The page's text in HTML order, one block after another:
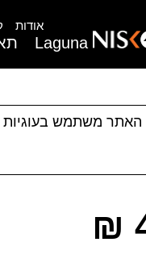
אודות
Laguna
₪
האתר משתמש בעוגיות